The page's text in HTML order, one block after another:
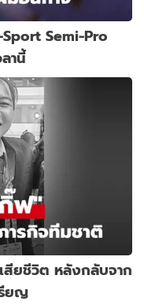
Semi-Pro
านี้
สียชีวิต หลังกลับจาก
ยญ